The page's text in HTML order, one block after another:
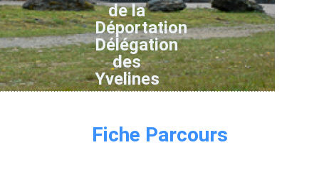
de la
Déportation
Délégation
des
Yvelines
Fiche Parcours